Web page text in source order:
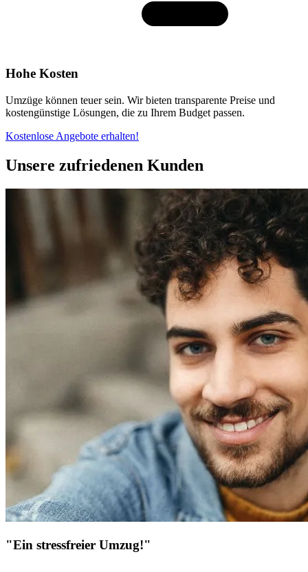
Hohe Kosten
Umzüge können teuer sein. Wir bieten transparente Preise und
kostengünstige Lösungen, die zu Ihrem Budget passen.
Kostenlose Angebote erhalten!
Unsere zufriedenen Kunden
"Ein stressfreier Umzug!"